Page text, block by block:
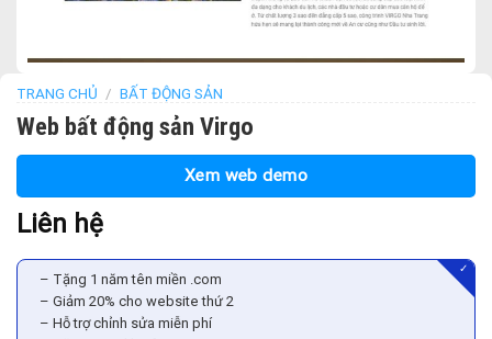
TRANG CHỦ / BẤT ĐỘNG SẢN
Web bất động sản Virgo
Xem web demo
Liên hệ
– Tặng 1 năm tên miền .com
– Giảm 20% cho website thứ 2
– Hỗ trợ chỉnh sửa miễn phí
✓